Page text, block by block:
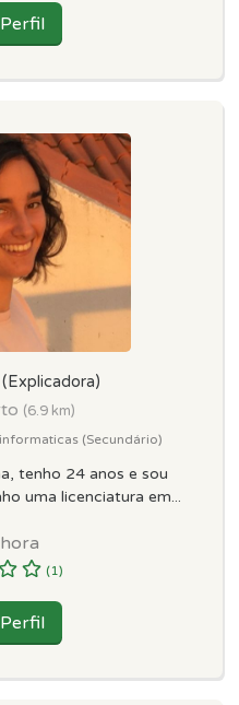
(Explicadora)
(6.9 km)
(Secundário)
tenho 24 anos e sou
uma licenciatura em...
(1)